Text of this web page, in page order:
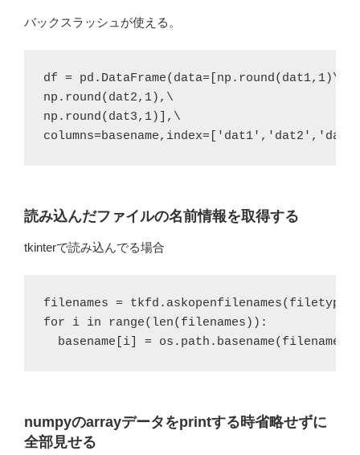
バックスラッシュが使える。
df = pd.DataFrame(data=[np.round(dat1,1)\
np.round(dat3,1)],\
読み込んだファイルの名前情報を取得する
tkinterで読み込んでる場合
filenames =
for i in range(len(filenames)):
basename[i] =
numpyのarrayデータをprintする時省略せずに
全部見せる